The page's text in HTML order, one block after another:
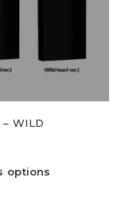
– WILD
options